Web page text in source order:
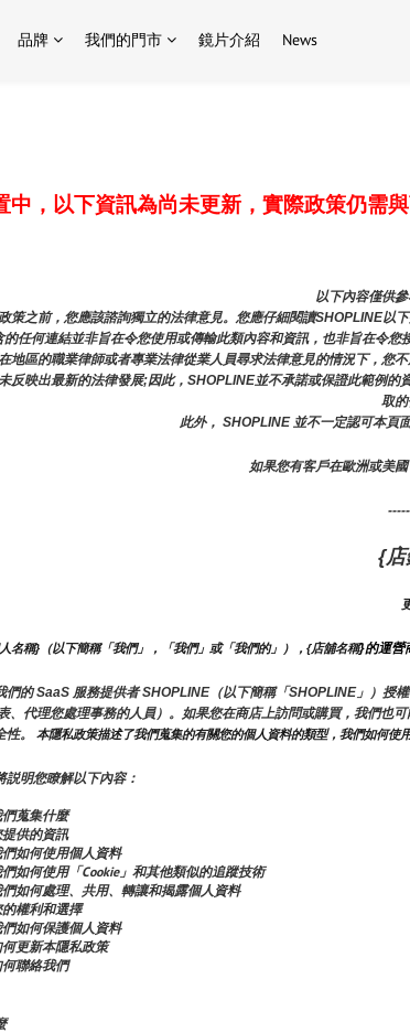
品牌 我們的門市 鏡片介紹 News
中，以下資訊為尚未更新，實際政策仍需與
以下內容僅供
策之前，您應該諮詢獨立的法律意見。您應仔細閱讀SHOPLINE以
的任何連結並非旨在令您使用或傳輸此類內容和資訊，也非旨在令
地區的職業律師或者專業法律從業人員尋求法律意見的情況下，您
反映出最新的法律發展;因此，SHOPLINE並不承諾或保證此範例
取的
此外， SHOPLINE 並不一定認可本頁
如果您有客戶在歐洲或美
{店
名稱}（以下簡稱「我們」，「我們」或「我們的」），{店舖名稱}的運營
們的 SaaS 服務提供者 SHOPLINE（以下簡稱「SHOPLINE」）授
、代理您處理事務的人員）。如果您在商店上訪問或購買，我們也
。
本隱私政策描述了我們蒐集的有關您的個人資料的類型，我們如何使
説明您瞭解以下內容：
蒐集什麼
供的資訊
如何使用個人資料
如何使用「Cookie」和其他類似的追蹤技術
如何處理、共用、轉讓和揭露個人資料
權利和選擇
如何保護個人資料
何更新本隱私政策
何聯絡我們